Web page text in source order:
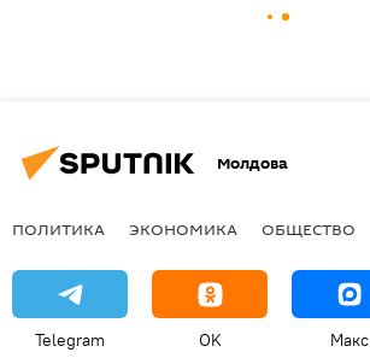
Молдова
ПОЛИТИКА ЭКОНОМИКА ОБЩЕСТВО
Telegram OK Макс